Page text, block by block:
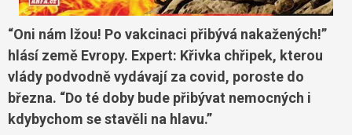
“Oni nám lžou! Po vakcinaci přibývá nakažených!”
hlásí země Evropy. Expert: Křivka chřipek, kterou
vlády podvodně vydávají za covid, poroste do
března. “Do té doby bude přibývat nemocných i
kdybychom se stavěli na hlavu.”